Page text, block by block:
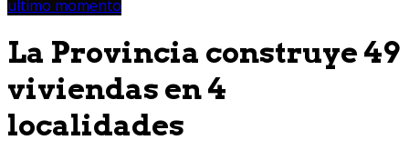
ultimo momento
La Provincia construye 49
viviendas en 4
localidades